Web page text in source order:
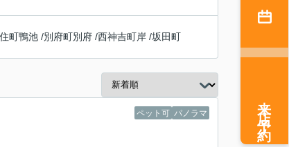
町鴨池 /別府町別府 /西神吉町岸 /坂田町
ペット可 パノラマ 来店予約